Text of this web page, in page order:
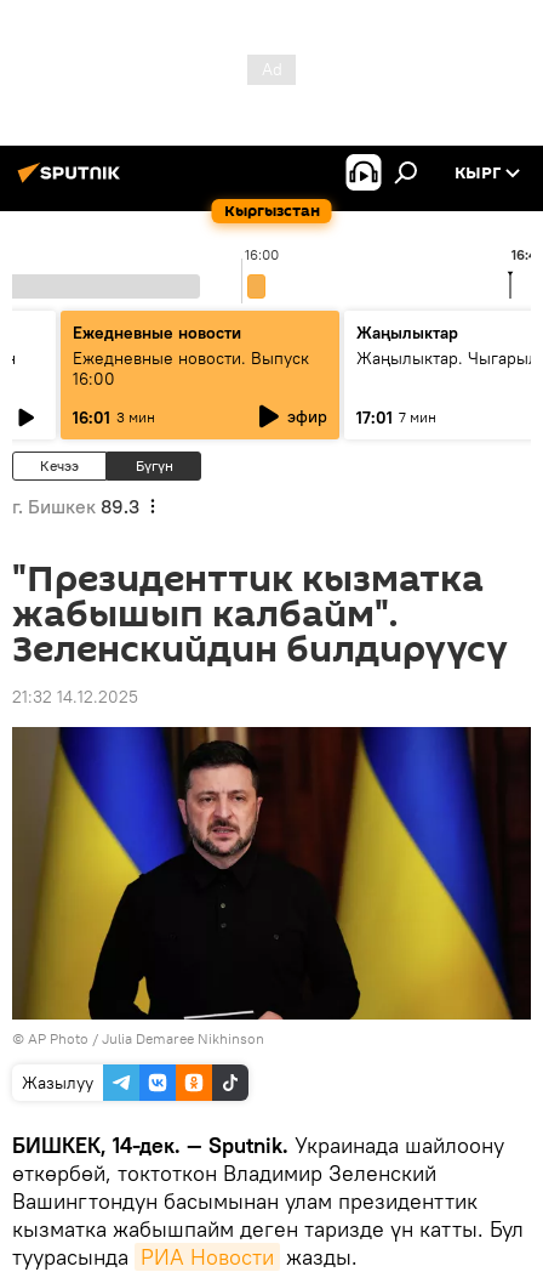
Кыргызстан
КЫРГ
16:00
Ежедневные новости
Ежедневные новости. Выпуск
16:00
16:01 3 мин эфир
Жаңылыктар
Жаңылыктар.
17:01 7 мин
Кечээ Бүгүн
г. Бишкек 89.3
"Президенттик кызматка
жабышып калбайм".
Зеленскийдин билдирүүсү
21:32 14.12.2025
© AP Photo / Julia Demaree Nikhinson
Жазылуу
БИШКЕК, 14-дек. — Sputnik. Украинада шайлоону
өткөрбөй, токтоткон Владимир Зеленский
Вашингтондун басымынан улам президенттик
кызматка жабышпайм деген таризде үн катты. Бул
туурасында РИА Новости жазды.